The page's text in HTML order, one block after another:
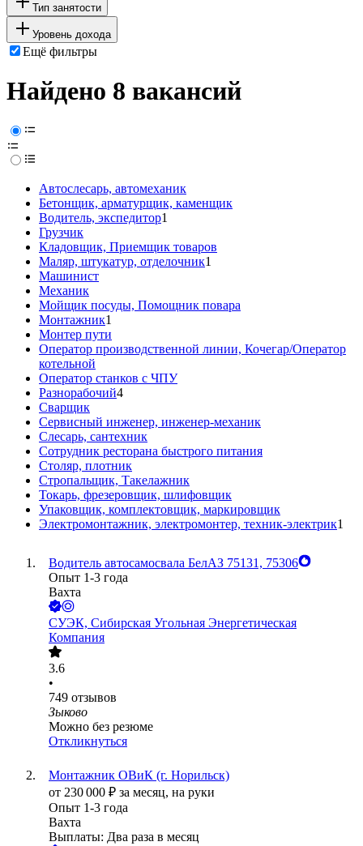
Тип занятости
Уровень дохода
Ещё фильтры
Найдено 8 вакансий
Автослесарь, автомеханик
Бетонщик, арматурщик, каменщик
Водитель, экспедитор1
Грузчик
Кладовщик, Приемщик товаров
Маляр, штукатур, отделочник1
Машинист
Механик
Мойщик посуды, Помощник повара
Монтажник1
Монтер пути
Оператор производственной линии, Кочегар/Оператор
котельной
Оператор станков с ЧПУ
Разнорабочий4
Сварщик
Сервисный инженер, инженер-механик
Слесарь, сантехник
Сотрудник ресторана быстрого питания
Столяр, плотник
Стропальщик, Такелажник
Токарь, фрезеровщик, шлифовщик
Упаковщик, комплектовщик, маркировщик
Электромонтажник, электромонтер, техник-электрик1
Водитель автосамосвала БелАЗ 75131, 75306
Опыт 1-3 года
Вахта
СУЭК, Сибирская Угольная Энергетическая
Компания
3.6
•
749 отзывов
Зыково
Можно без резюме
Откликнуться
Монтажник ОВиК (г. Норильск)
от 230 000 ₽ за месяц, на руки
Опыт 1-3 года
Вахта
Выплаты: Два раза в месяц